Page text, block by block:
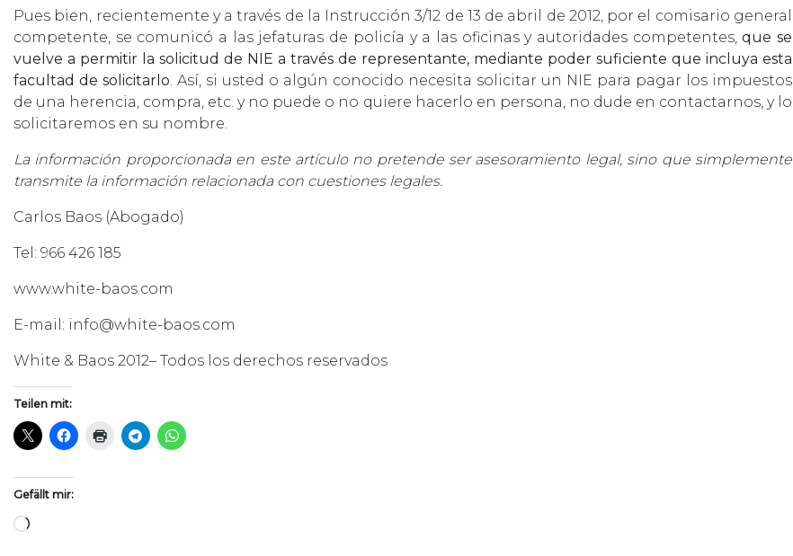
Pues bien, recientemente y a través de la Instrucción 3/12 de 13 de abril de 2012, por el comisario general
competente, se comunicó a las jefaturas de policía y a las oficinas y autoridades competentes,que se
vuelve a permitir la solicitud de NIE a través de representante, mediante poder suficiente que incluya esta
facultad de solicitarlo. Así, si usted o algún conocido necesita solicitar un NIE para pagar los impuestos
de una herencia, compra, etc. y no puede o no quiere hacerlo en persona, no dude en contactarnos, y lo
solicitaremos en su nombre.
La información proporcionada en este artículo no pretende ser asesoramiento legal, sino que simplemente
transmite la información relacionada con cuestiones legales.
Carlos Baos (Abogado)
Tel: 966 426 185
www.white-baos.com
E-mail: info@white-baos.com
White & Baos 2012– Todos los derechos reservados
Teilen mit:
Gefällt mir:
Wird geladen …